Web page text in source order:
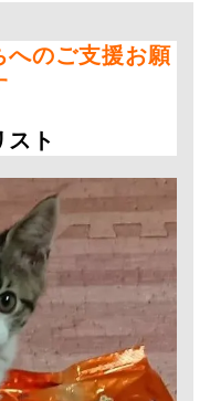
へのご支援お願
スト